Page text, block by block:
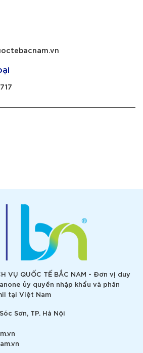
VỤ QUỐC TẾ BẮC NAM - Đơn vị duy
ủy quyền nhập khẩu và phân
tại Việt Nam
Sơn, TP. Hà Nội